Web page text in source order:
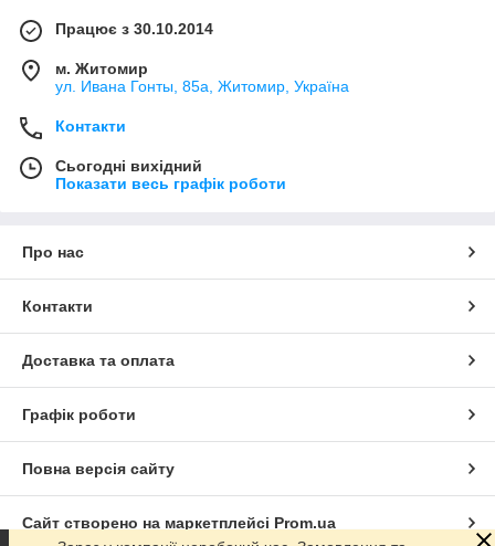
Працює з 30.10.2014
м. Житомир
ул. Ивана Гонты, 85а, Житомир, Україна
Контакти
Сьогодні вихідний
Показати весь графік роботи
Про нас
Контакти
Доставка та оплата
Графік роботи
Повна версія сайту
Сайт створено на маркетплейсі Prom.ua